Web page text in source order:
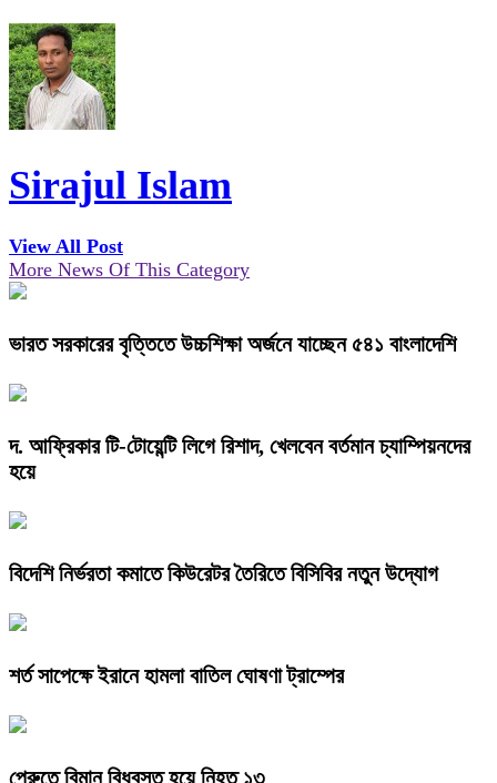
Sirajul Islam
View All Post
More News Of This Category
ভারত সরকারের বৃত্তিতে উচ্চশিক্ষা অর্জনে যাচ্ছেন ৫৪১ বাংলাদেশি
দ. আফ্রিকার টি-টোয়েন্টি লিগে রিশাদ, খেলবেন বর্তমান চ্যাম্পিয়নদের
হয়ে
বিদেশি নির্ভরতা কমাতে কিউরেটর তৈরিতে বিসিবির নতুন উদ্যোগ
শর্ত সাপেক্ষে ইরানে হামলা বাতিল ঘোষণা ট্রাম্পের
পেরুতে বিমান বিধ্বস্ত হয়ে নিহত ১৩